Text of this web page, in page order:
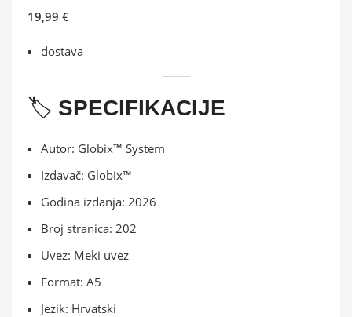
19,99 €
dostava
🏷️ SPECIFIKACIJE
Autor: Globix™ System
Izdavač: Globix™
Godina izdanja: 2026
Broj stranica: 202
Uvez: Meki uvez
Format: A5
Jezik: Hrvatski